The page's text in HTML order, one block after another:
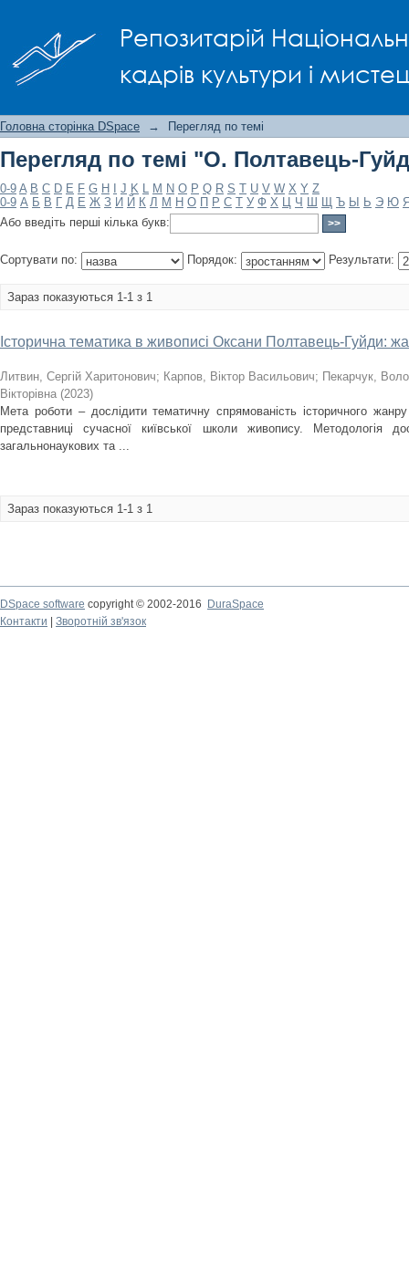
Репозитарій
кадрів культури і
Головна сторінка DSpace → Перегляд по темі
Перегляд по темі "О. Полтавець-
0-9 A B C D E F G H J K L M N O P Q R S T U V W X Y Z
0-9 А Б В Г Д Е Ж З И Й К Л М Н О П Р С Т У Ф Х Ц Ч Ш Щ Ъ Ы Ь Э Ю
Або введіть перші кілька букв:
Сортувати по: Порядок: Результати:
Зараз показуються 1-1 з 1
Історична тематика в живописі Оксани Полтавець-Гуйди:
Литвин, Сергій Харитонович; Карпов, Віктор Васильович; Пекарчук,
Вікторівна (2023)
Мета роботи – дослідити тематичну спрямованість історичного
представниці сучасної київської школи живопису. Методологія
загальнонаукових та ...
Зараз показуються 1-1 з 1
DSpace software copyright © 2002-2016
DuraSpace
Контакти
Зворотній зв'язок